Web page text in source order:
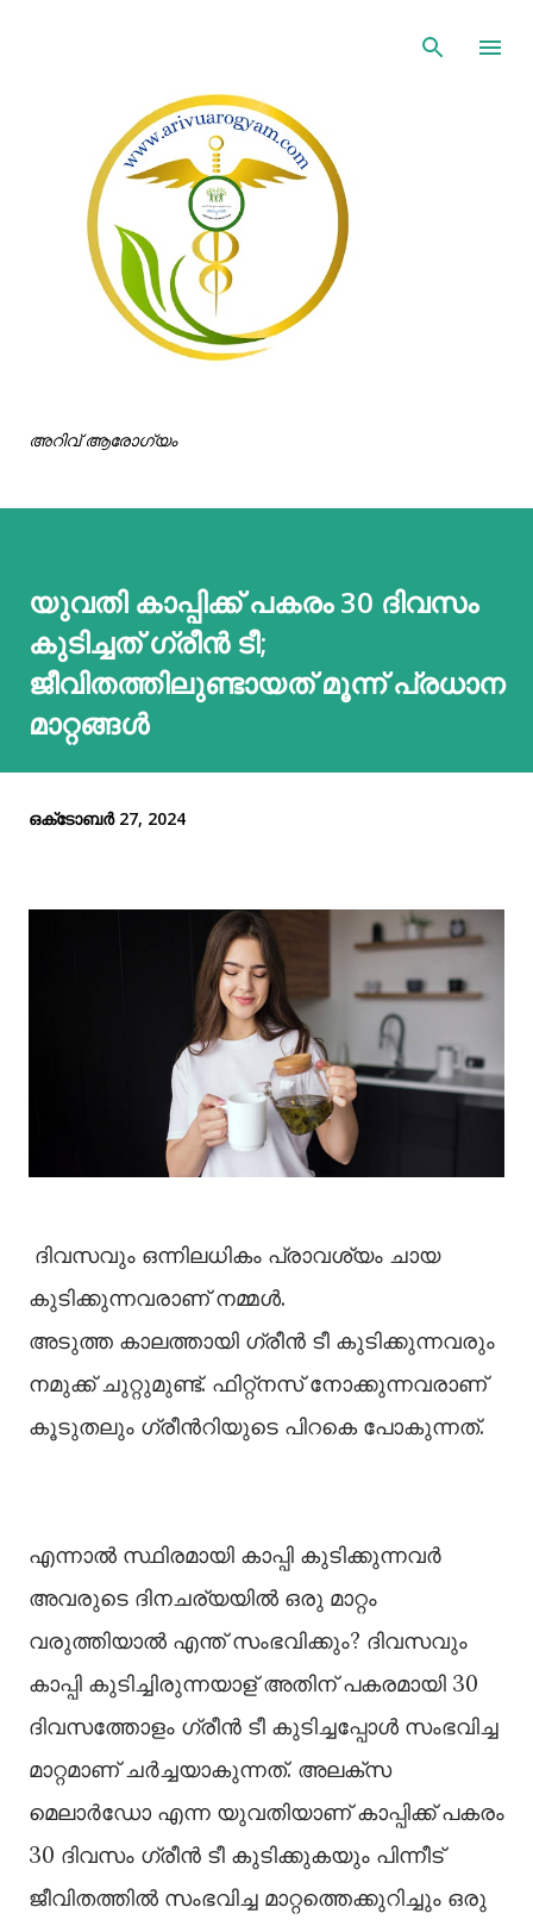
അറിവ് ആരോഗ്യം
യുവതി കാപ്പിക്ക് പകരം 30 ദിവസം
കുടിച്ചത് ഗ്രീൻ ടീ;
ജീവിതത്തിലുണ്ടായത് മൂന്ന് പ്രധാന
മാറ്റങ്ങള്‍
ഒക്‌ടോബർ 27, 2024
ദിവസവും ഒന്നിലധികം പ്രാവശ്യം ചായ
കുടിക്കുന്നവരാണ് നമ്മൾ.
അടുത്ത കാലത്തായി ഗ്രീൻ ടീ കുടിക്കുന്നവരും
നമുക്ക് ചുറ്റുമുണ്ട്. ഫിറ്റ്‌നസ് നോക്കുന്നവരാണ്
കൂടുതലും ഗ്രീൻറിയുടെ പിറകെ പോകുന്നത്.
എന്നാൽ സ്ഥിരമായി കാപ്പി കുടിക്കുന്നവർ
അവരുടെ ദിനചര്യയിൽ ഒരു മാറ്റം
വരുത്തിയാൽ എന്ത് സംഭവിക്കും? ദിവസവും
കാപ്പി കുടിച്ചിരുന്നയാള് അതിന് പകരമായി 30
ദിവസത്തോളം ഗ്രീൻ ടീ കുടിച്ചപ്പോൾ സംഭവിച്ച
മാറ്റമാണ് ചർച്ചയാകുന്നത്. അലക്സ
മെലാർഡോ എന്ന യുവതിയാണ് കാപ്പിക്ക് പകരം
30 ദിവസം ഗ്രീൻ ടീ കുടിക്കുകയും പിന്നീട്
ജീവിതത്തിൽ സംഭവിച്ച മാറ്റത്തെക്കുറിച്ചും ഒരു